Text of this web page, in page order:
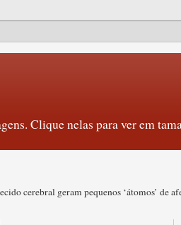
Clique nelas para ver em
cerebral geram pequenos ‘átomos’ de